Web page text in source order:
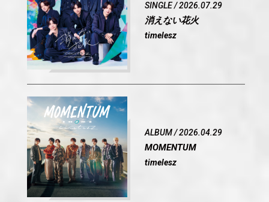
SINGLE / 2026.07.29
消えない花火
timelesz
ALBUM / 2026.04.29
MOMENTUM
timelesz